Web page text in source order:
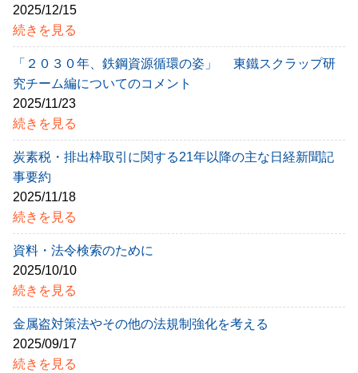
2025/12/15
続きを見る
「２０３０年、鉄鋼資源循環の姿」 東鐵スクラップ研
究チーム編についてのコメント
2025/11/23
続きを見る
炭素税・排出枠取引に関する21年以降の主な日経新聞記
事要約
2025/11/18
続きを見る
資料・法令検索のために
2025/10/10
続きを見る
金属盗対策法やその他の法規制強化を考える
2025/09/17
続きを見る